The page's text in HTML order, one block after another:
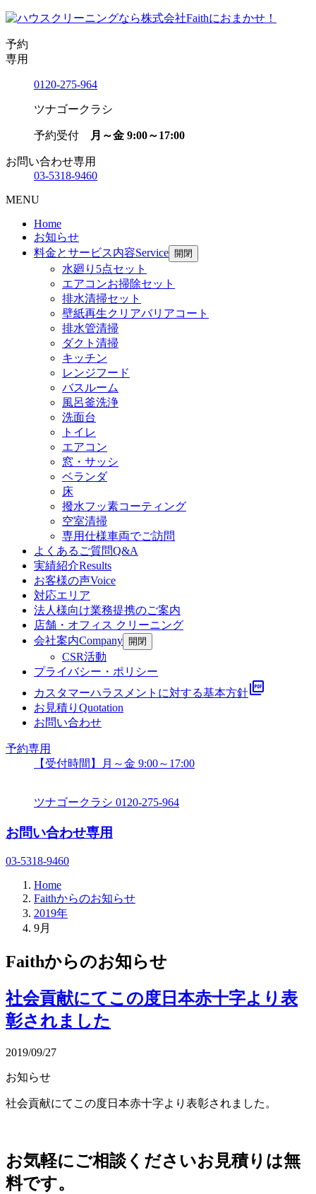
予約
専用
0120-275-964
ツナゴークラシ
予約受付 月～金 9:00～17:00
お問い合わせ専用
03-5318-9460
MENU
Home
お知らせ
料金とサービス内容Service 開閉
水廻り5点セット
エアコンお掃除セット
排水清掃セット
壁紙再生クリアバリアコート
排水管清掃
ダクト清掃
キッチン
レンジフード
バスルーム
風呂釜洗浄
洗面台
トイレ
エアコン
窓・サッシ
ベランダ
床
撥水フッ素コーティング
空室清掃
専用仕様車両でご訪問
よくあるご質問Q&A
実績紹介Results
お客様の声Voice
対応エリア
法人様向け業務提携のご案内
店舗・オフィス クリーニング
会社案内Company 開閉
CSR活動
プライバシー・ポリシー
カスタマーハラスメントに対する基本方針picture_as_pdf
お見積り Quotation
お問い合わせ
予約専用
【受付時間】月～金 9:00～17:00
ツナゴークラシ 0120-275-964
お問い合わせ専用
03-5318-9460
Home
Faithからのお知らせ
2019年
9月
Faithからのお知らせ
社会貢献にてこの度日本赤十字より表
彰されました
2019/09/27
お知らせ
社会貢献にてこの度日本赤十字より表彰されました。
お気軽にご相談くださいお見積りは無
料です。